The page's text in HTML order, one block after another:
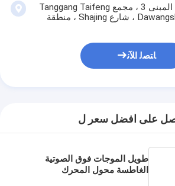
الطابق الأول والثاني ، المبنى 3 ، مجمع Tanggang Taifeng
الصناعي ، مجتمع Dawangshan ، شارع Shajing ، منطقة
ﺎﺘﺼﻟ ﺍﻶﻧ
على افضل سعر ل
طويل الموجات فوق الصوتية
الغاطسة محول المحرك